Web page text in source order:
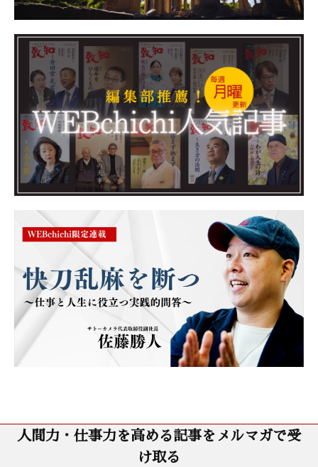
人間力・仕事力を高める記事をメルマガで受
け取る